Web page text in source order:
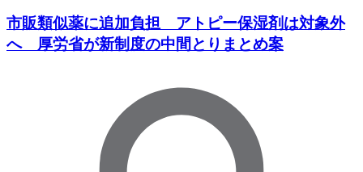
市販類似薬に追加負担 アトピー保湿剤は対象外
へ 厚労省が新制度の中間とりまとめ案